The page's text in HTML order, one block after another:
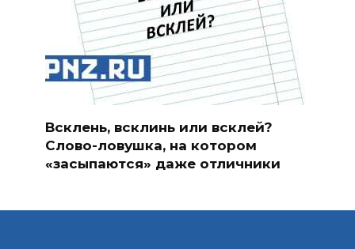
Всклень, всклинь или всклей?
Слово-ловушка, на котором
«засыпаются» даже отличники